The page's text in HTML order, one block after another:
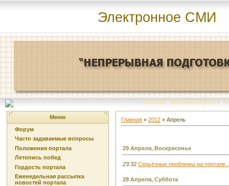
Электронное СМИ
Главная | Команда портала | О
Меню
Форум
Часто задаваемые вопросы
Положения портала
Летопись побед
Гордость портала
Еженедельная рассылка
новостей портала
Главная » 2012 » Апрель
29 Апреля, Воскресенье
23:32 Серьёзные проблемы на
28 Апреля, Суббота